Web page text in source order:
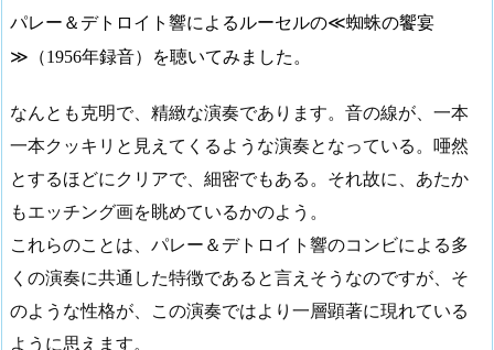
パレー＆デトロイト響によるルーセルの≪蜘蛛の饗宴
≫ （1956年録音）を聴いてみました。
なんとも克明で、精緻な演奏であります。音の線が、一本
一本クッキリと見えてくるような演奏となっている。唖然
とするほどにクリアで、細密でもある。それ故に、あたか
もエッチング画を眺めているかのよう。
これらのことは、パレー＆デトロイト響のコンビによる多
くの演奏に共通した特徴であると言えそうなのですが、そ
のような性格が、この演奏ではより一層顕著に現れている
ように思えます。